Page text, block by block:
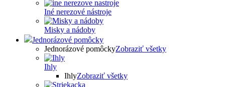
Iné nerezové nástroje
Misky a nádoby
Jednorázové pomôcky
Jednorázové pomôckyZobraziť všetky
Ihly
IhlyZobraziť všetky